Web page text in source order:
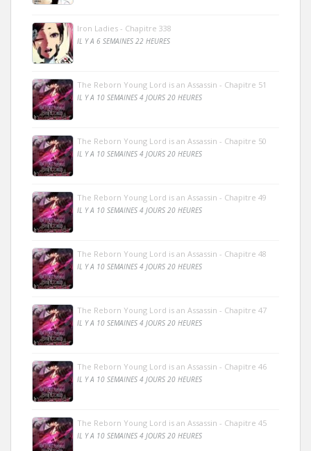
Iron Ladies - Chapitre 338
IL Y A 6 SEMAINES 22 HEURES
The Reborn Young Lord is an Assassin - Chapitre 51
IL Y A 10 SEMAINES 4 JOURS 20 HEURES
The Reborn Young Lord is an Assassin - Chapitre 50
IL Y A 10 SEMAINES 4 JOURS 20 HEURES
The Reborn Young Lord is an Assassin - Chapitre 49
IL Y A 10 SEMAINES 4 JOURS 20 HEURES
The Reborn Young Lord is an Assassin - Chapitre 48
IL Y A 10 SEMAINES 4 JOURS 20 HEURES
The Reborn Young Lord is an Assassin - Chapitre 47
IL Y A 10 SEMAINES 4 JOURS 20 HEURES
The Reborn Young Lord is an Assassin - Chapitre 46
IL Y A 10 SEMAINES 4 JOURS 20 HEURES
The Reborn Young Lord is an Assassin - Chapitre 45
IL Y A 10 SEMAINES 4 JOURS 20 HEURES